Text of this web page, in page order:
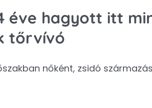
éve hagyott itt
tőrvívó
nőként, zsidó